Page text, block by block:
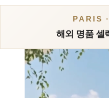
PARIS
해외 명품 셀